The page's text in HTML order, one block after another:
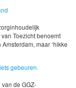
Toezicht benoemt
maar ‘hikke
gebeuren.
de GGZ-